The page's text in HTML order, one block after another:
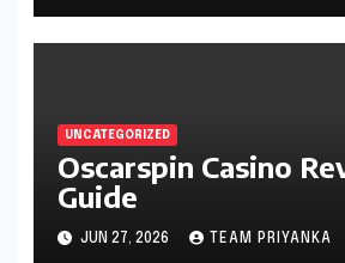
UNCATEGORIZED
Oscarspin Casino
Guide
JUN 27, 2026 TEAM PRIYANKA